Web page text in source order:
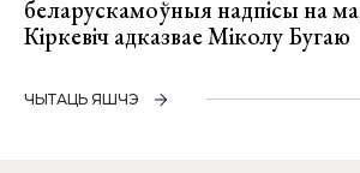
беларускамоўныя надпісы на
Кіркевіч адказвае Міколу Бугаю
ЧЫТАЦЬ ЯШЧЭ